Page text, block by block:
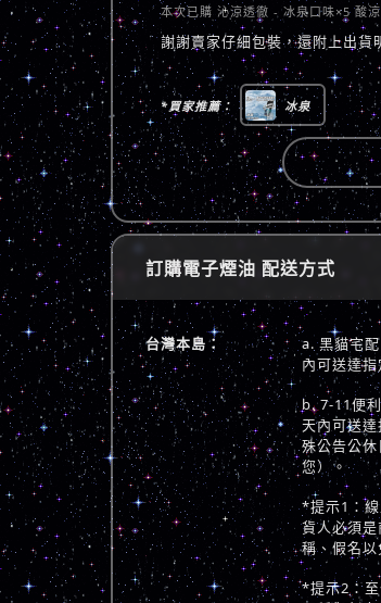
本次已購 沁涼透徹 - 冰泉口味×5 酸
謝謝賣家仔細包裝，還附上出貨
*買家推薦： 冰泉
訂購電子煙油 配送方式
台灣本島：
a. 黑貓宅
內可送達
b. 7-11便
天內可送
殊公告公
您）。
*提示1：
貨人必須
稱、假名
*提示2：